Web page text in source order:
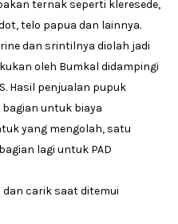
ternak seperti kleresede,
telo papua dan lainnya.
dan srintilnya diolah jadi
oleh Bumkal didampingi
Hasil penjualan pupuk
untuk biaya
yang mengolah, satu
lagi untuk PAD
carik saat ditemui